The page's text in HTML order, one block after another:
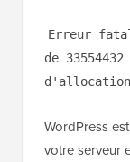
Erreur
de
d'allocation
WordPress
votre serveur